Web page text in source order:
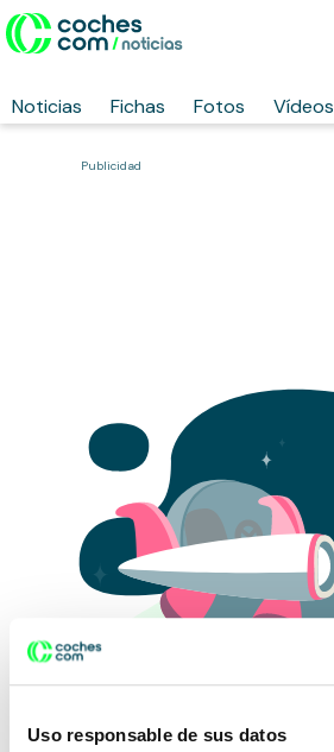
Uso responsable de sus datos
Noticias Fichas Fotos Vídeos
Publicidad